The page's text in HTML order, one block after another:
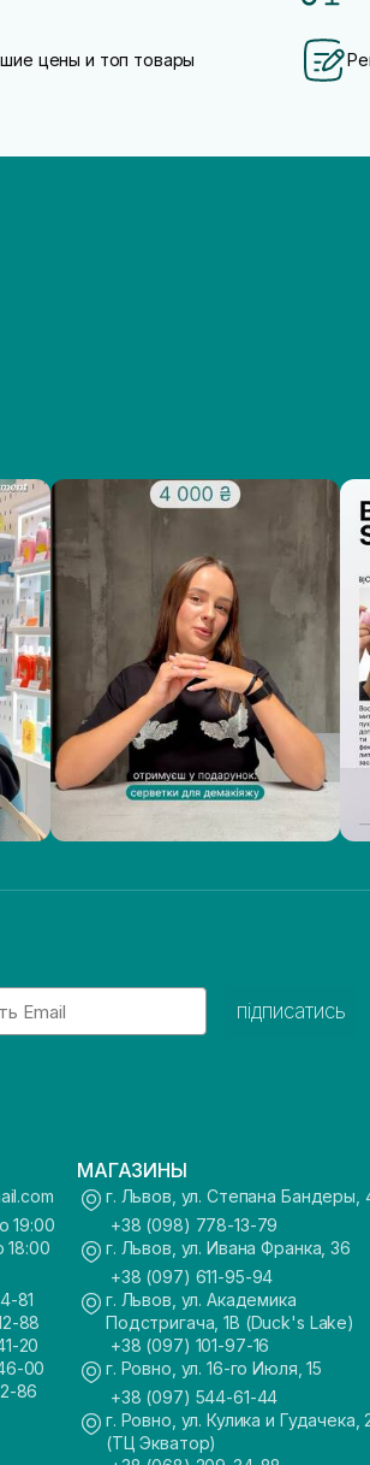
цены и топ товары
підписатись
19:00
18:00
81
88
20
00
86
МАГАЗИНЫ
г. Львов, ул. Степана Бандеры,
+38 (098) 778-13-79
г. Львов, ул. Ивана Франка, 36
+38 (097) 611-95-94
г. Львов, ул. Академика
Подстригача, 1В (Duck's Lake)
+38 (097) 101-97-16
г. Ровно, ул. 16-го Июля, 15
+38 (097) 544-61-44
г. Ровно, ул. Кулика и Гудачека,
(ТЦ Экватор)